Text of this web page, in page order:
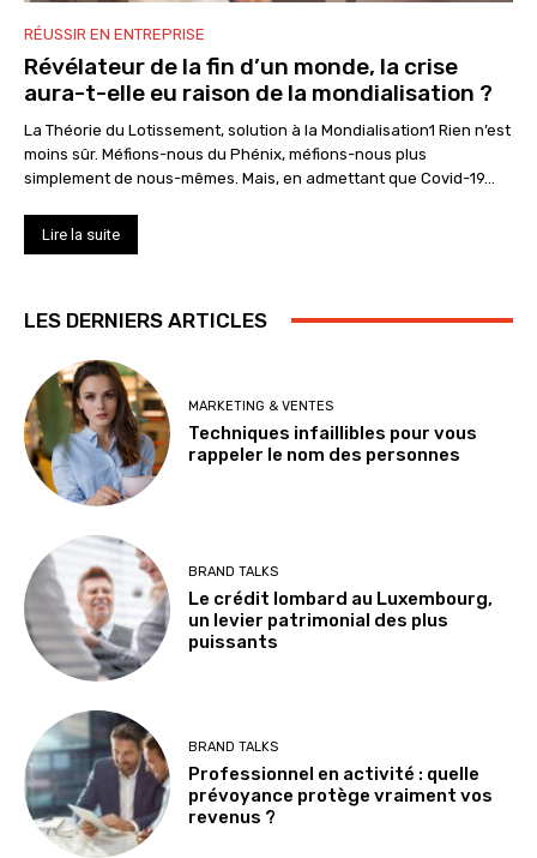
RÉUSSIR EN ENTREPRISE
Révélateur de la fin d’un monde, la crise
aura-t-elle eu raison de la mondialisation ?
La Théorie du Lotissement, solution à la Mondialisation1 Rien n’est
moins sûr. Méfions-nous du Phénix, méfions-nous plus
simplement de nous-mêmes. Mais, en admettant que Covid-19...
Lire la suite
LES DERNIERS ARTICLES
MARKETING & VENTES
Techniques infaillibles pour vous
rappeler le nom des personnes
BRAND TALKS
Le crédit lombard au Luxembourg,
un levier patrimonial des plus
puissants
BRAND TALKS
Professionnel en activité : quelle
prévoyance protège vraiment vos
revenus ?